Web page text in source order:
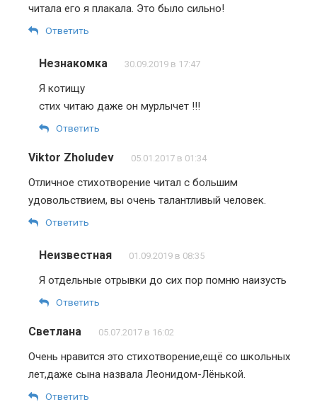
читала его я плакала. Это было сильно!
Ответить
Незнакомка 30.09.2019 в 17:47
Я котищу
стих читаю даже он мурлычет !!!
Ответить
Viktor Zholudev 05.01.2017 в 01:34
Отличное стихотворение читал с большим
удовольствием, вы очень талантливый человек.
Ответить
Неизвестная 01.09.2019 в 08:35
Я отдельные отрывки до сих пор помню наизусть
Ответить
Светлана 05.07.2017 в 16:02
Очень нравится это стихотворение,ещё со школьных
лет,даже сына назвала Леонидом-Лёнькой.
Ответить